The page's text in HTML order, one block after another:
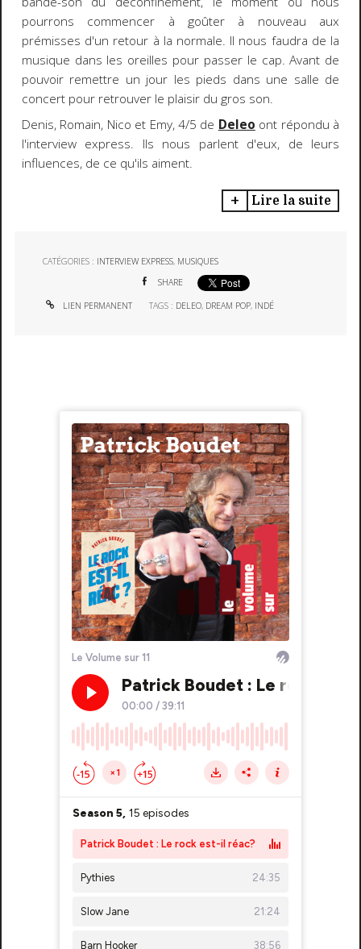
pourrons commencer à goûter à nouveau aux
prémisses d'un retour à la normale. Il nous faudra de la
musique dans les oreilles pour passer le cap. Avant de
pouvoir remettre un jour les pieds dans une salle de
concert pour retrouver le plaisir du gros son.
Denis, Romain, Nico et Emy, 4/5 de Deleo ont répondu à
l'interview express. Ils nous parlent d'eux, de leurs
influences, de ce qu'ils aiment.
Lire la suite
CATÉGORIES : INTERVIEW EXPRESS, MUSIQUES
SHARE
LIEN PERMANENT TAGS : DELEO, DREAM POP, INDÉ